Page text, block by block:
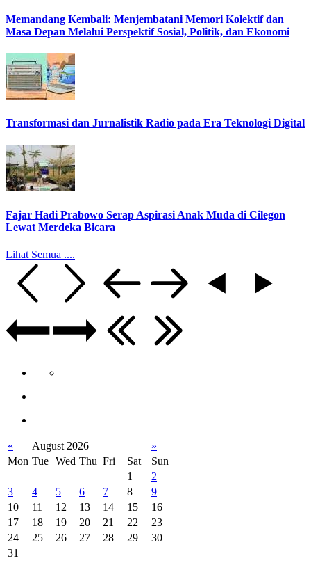
Memandang Kembali: Menjembatani Memori Kolektif dan
Masa Depan Melalui Perspektif Sosial, Politik, dan Ekonomi
Transformasi dan Jurnalistik Radio pada Era Teknologi Digital
Fajar Hadi Prabowo Serap Aspirasi Anak Muda di Cilegon
Lewat Merdeka Bicara
Lihat Semua ....
« August 2026
»
Mon Tue Wed Thu Fri Sat
Sun
1
2
3
4 5 6 7 8
9
10
11 12 13 14 15
16
17
18 19 20 21 22
23
24
25 26 27 28 29
30
31